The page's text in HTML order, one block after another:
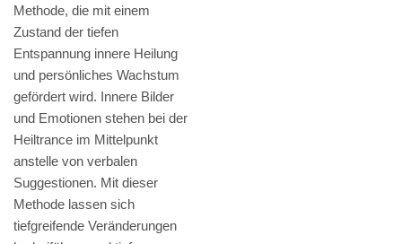
Methode, die mit einem
Zustand der tiefen
Entspannung innere Heilung
und persönliches Wachstum
gefördert wird. Innere Bilder
und Emotionen stehen bei der
Heiltrance im Mittelpunkt
anstelle von verbalen
Suggestionen. Mit dieser
Methode lassen sich
tiefgreifende Veränderungen